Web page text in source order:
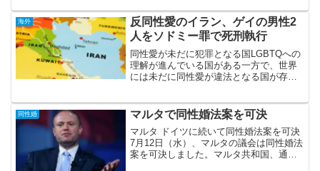
スプーンをご存じでしょうか。 この投
稿を...
海外
反同性愛のイラン、ゲイの男性2
人をソドミー罪で死刑執行
同性愛が未だに犯罪となる国LGBTQへの
理解が進んでいる国がある一方で、世界
には未だに同性愛が違法となる国が存在
が違法の国連加盟国は69ヶ国とのことで
す。同性...
同性婚 マルタで同性婚法案を可決
マルタ ドイツに続いて同性婚法案を可決
7月12日（水）、マルタの議会は同性婚法
案を可決しました。マルタ共和国、通称